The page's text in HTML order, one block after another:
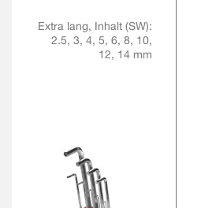
Extra lang, Inhalt (SW):
2.5, 3, 4, 5, 6, 8, 10,
12, 14 mm